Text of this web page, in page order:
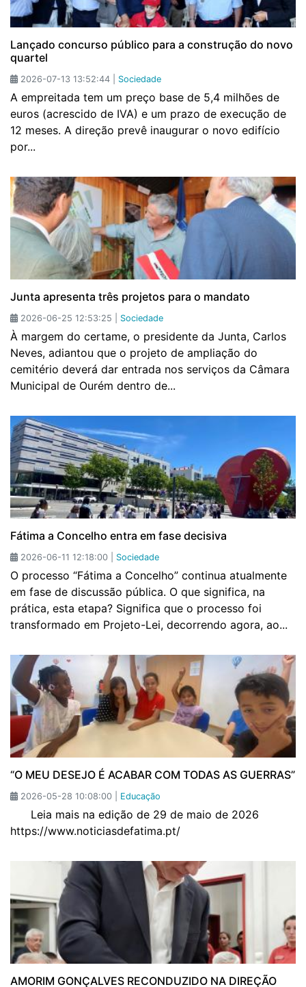
Lançado concurso público para a construção do novo
quartel
2026-07-13 13:52:44 | Sociedade
A empreitada tem um preço base de 5,4 milhões de
euros (acrescido de IVA) e um prazo de execução de
12 meses. A direção prevê inaugurar o novo edifício
por...
Junta apresenta três projetos para o mandato
2026-06-25 12:53:25 | Sociedade
À margem do certame, o presidente da Junta, Carlos
Neves, adiantou que o projeto de ampliação do
cemitério deverá dar entrada nos serviços da Câmara
Municipal de Ourém dentro de...
Fátima a Concelho entra em fase decisiva
2026-06-11 12:18:00 | Sociedade
O processo “Fátima a Concelho” continua atualmente
em fase de discussão pública. O que significa, na
prática, esta etapa? Significa que o processo foi
transformado em Projeto-Lei, decorrendo agora, ao...
“O MEU DESEJO É ACABAR COM TODAS AS GUERRAS”
2026-05-28 10:08:00 | Educação
Leia mais na edição de 29 de maio de 2026
https://www.noticiasdefatima.pt/
AMORIM GONÇALVES RECONDUZIDO NA DIREÇÃO